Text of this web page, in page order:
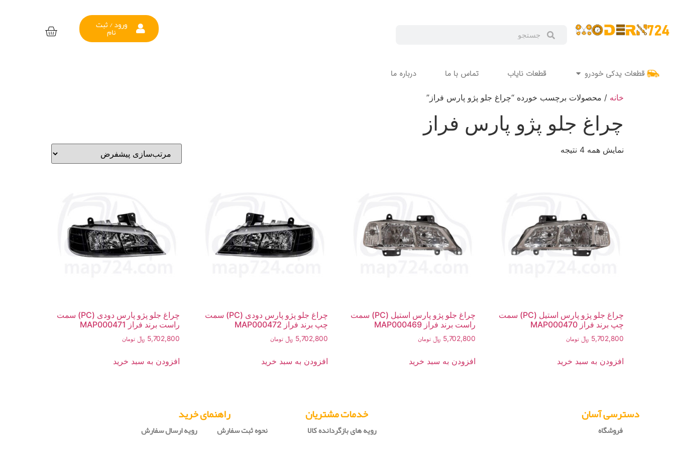
ورود / ثبت
نام
قطعات یدکی خودرو قطعات نایاب تماس با ما درباره ما
خانه / محصولات برچسب خورده “چراغ جلو پژو پارس فراز”
چراغ جلو پژو پارس فراز
نمایش همه 4 نتیجه
چراغ جلو پژو پارس استیل (PC) سمت
چپ برند فراز MAP000470
5,702,800 ﷼ تومان
افزودن به سبد خرید
چراغ جلو پژو پارس استیل (PC) سمت
راست برند فراز MAP000469
5,702,800 ﷼ تومان
افزودن به سبد خرید
چراغ جلو پژو پارس دودی (PC) سمت
چپ برند فراز MAP000472
5,702,800 ﷼ تومان
افزودن به سبد خرید
چراغ جلو پژو پارس دودی (PC) سمت
راست برند فراز MAP000471
5,702,800 ﷼ تومان
افزودن به سبد خرید
دسترسی آسان
فروشگاه
خدمات مشتریان
رویه های بازگردانده کالا
راهنمای خرید
نحوه ثبت سفارش
رویه ارسال سفارش